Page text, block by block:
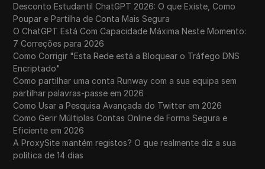
Desconto Estudantil ChatGPT 2026: O que Existe, Como
Poupar e Partilha de Conta Mais Segura
O ChatGPT Está Com Capacidade Máxima Neste Momento:
7 Correções para 2026
Como Corrigir "Esta Rede está a Bloquear o Tráfego DNS
Encriptado"
Como partilhar uma conta Runway com a sua equipa sem
partilhar palavras-passe em 2026
Como Usar a Pesquisa Avançada do Twitter em 2026
Como Gerir Múltiplas Contas Online de Forma Segura e
Eficiente em 2026
A ProxySite mantém registos? O que realmente diz a sua
política de 14 dias